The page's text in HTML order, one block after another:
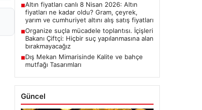
■Altın fiyatları canlı 8 Nisan 2026: Altın
fiyatları ne kadar oldu? Gram, çeyrek,
yarım ve cumhuriyet altını alış satış fiyatları
■Organize suçla mücadele toplantısı. İçişleri
Bakanı Çiftçi: Hiçbir suç yapılanmasına alan
bırakmayacağız
■Dış Mekan Mimarisinde Kalite ve bahçe
mutfağı Tasarımları
Güncel